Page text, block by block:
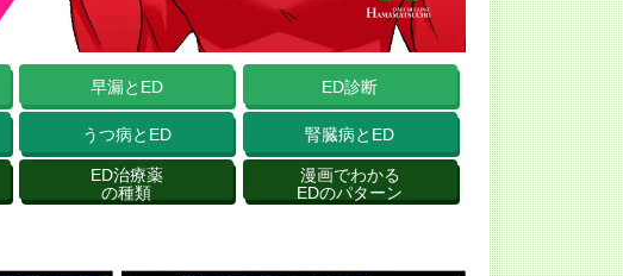
早漏とED ED診断
うつ病とED 腎臓病とED
ED治療薬
の種類
漫画でわかる
EDのパターン